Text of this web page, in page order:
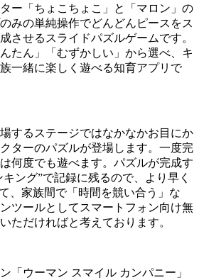
ー「ちょこちょこ」と「マロン」の
みの単純操作でどんどんピースをス
させるスライドパズルゲームです。
たん」「むずかしい」から選べ、キ
一緒に楽しく遊べる知育アプリで
するステージではなかなかお目にか
ターのパズルが登場します。一度完
何度でも遊べます。パズルが完成す
キング”で記録に残るので、より早く
、家族間で「時間を競い合う」な
ツールとしてスマートフォン向け無
ただければと考えております。
「ウーマン スマイル カンパニー」